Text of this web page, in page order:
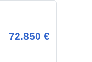
72.850 €